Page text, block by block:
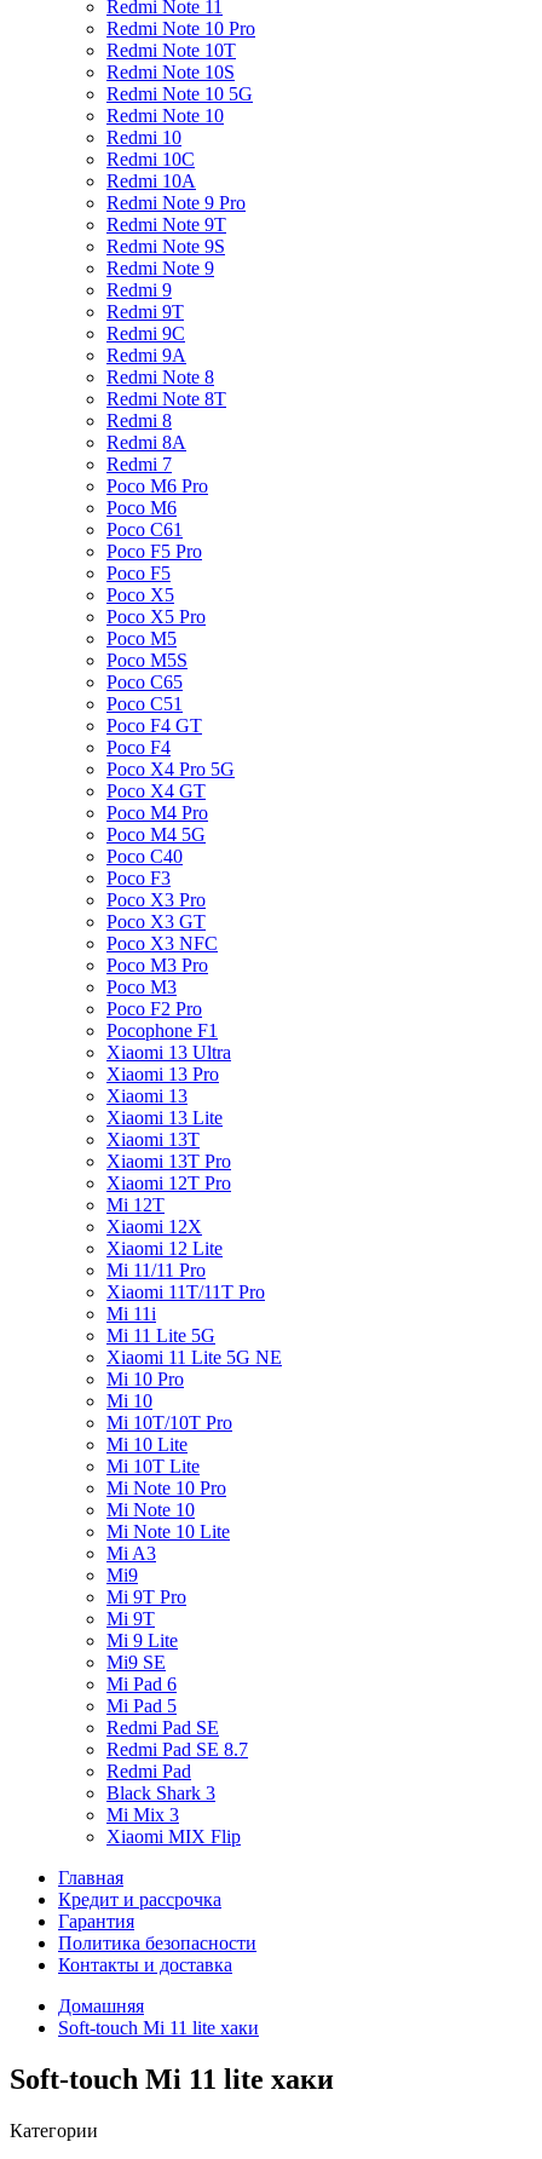
Redmi Note 11
Redmi Note 10 Pro
Redmi Note 10T
Redmi Note 10S
Redmi Note 10 5G
Redmi Note 10
Redmi 10
Redmi 10C
Redmi 10A
Redmi Note 9 Pro
Redmi Note 9T
Redmi Note 9S
Redmi Note 9
Redmi 9
Redmi 9T
Redmi 9C
Redmi 9A
Redmi Note 8
Redmi Note 8T
Redmi 8
Redmi 8A
Redmi 7
Poco M6 Pro
Poco M6
Poco C61
Poco F5 Pro
Poco F5
Poco X5
Poco X5 Pro
Poco M5
Poco M5S
Poco C65
Poco C51
Poco F4 GT
Poco F4
Poco X4 Pro 5G
Poco X4 GT
Poco M4 Pro
Poco M4 5G
Poco C40
Poco F3
Poco X3 Pro
Poco X3 GT
Poco X3 NFC
Poco M3 Pro
Poco M3
Poco F2 Pro
Pocophone F1
Xiaomi 13 Ultra
Xiaomi 13 Pro
Xiaomi 13
Xiaomi 13 Lite
Xiaomi 13T
Xiaomi 13T Pro
Xiaomi 12T Pro
Mi 12T
Xiaomi 12X
Xiaomi 12 Lite
Mi 11/11 Pro
Xiaomi 11T/11T Pro
Mi 11i
Mi 11 Lite 5G
Xiaomi 11 Lite 5G NE
Mi 10 Pro
Mi 10
Mi 10T/10T Pro
Mi 10 Lite
Mi 10T Lite
Mi Note 10 Pro
Mi Note 10
Mi Note 10 Lite
Mi A3
Mi9
Mi 9T Pro
Mi 9T
Mi 9 Lite
Mi9 SE
Mi Pad 6
Mi Pad 5
Redmi Pad SE
Redmi Pad SE 8.7
Redmi Pad
Black Shark 3
Mi Mix 3
Xiaomi MIX Flip
Главная
Кредит и рассрочка
Гарантия
Политика безопасности
Контакты и доставка
Домашняя
Soft-touch Mi 11 lite хаки
Soft-touch Mi 11 lite хаки
Категории